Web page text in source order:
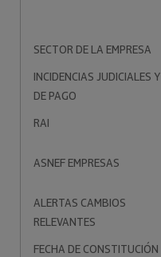
SECTOR DE LA EMPRESA
INCIDENCIAS JUDICIALES Y
DE PAGO
RAI
ASNEF EMPRESAS
ALERTAS CAMBIOS
RELEVANTES
FECHA DE CONSTITUCIÓN